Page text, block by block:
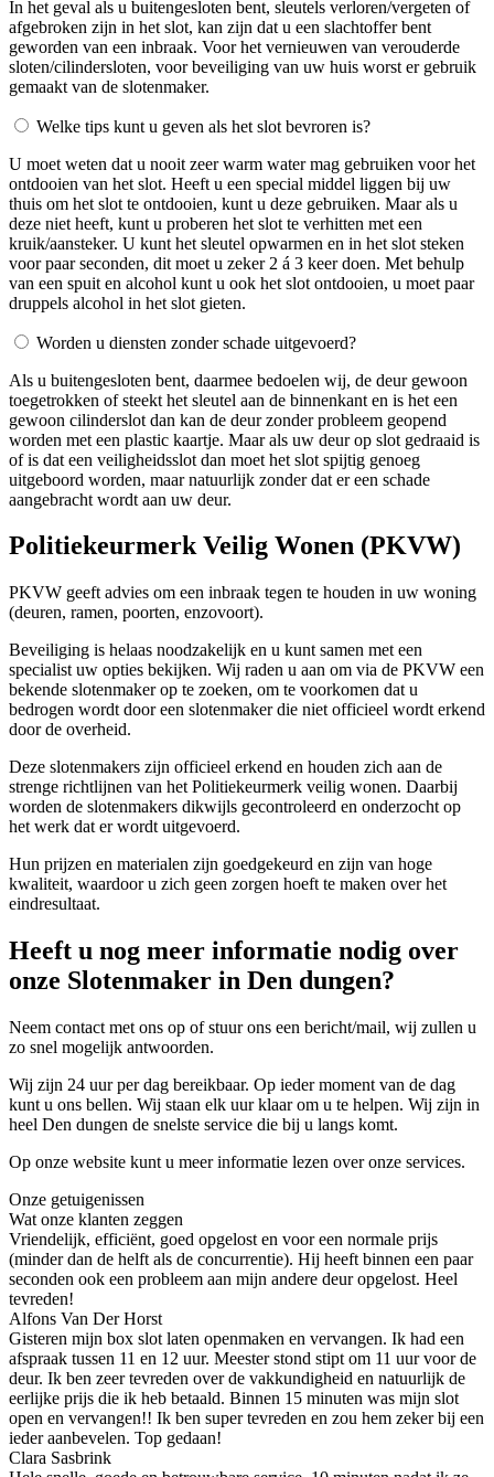
In het geval als u buitengesloten bent, sleutels verloren/vergeten of
afgebroken zijn in het slot, kan zijn dat u een slachtoffer bent
geworden van een inbraak. Voor het vernieuwen van verouderde
sloten/cilindersloten, voor beveiliging van uw huis worst er gebruik
gemaakt van de slotenmaker.
Welke tips kunt u geven als het slot bevroren is?
U moet weten dat u nooit zeer warm water mag gebruiken voor het
ontdooien van het slot. Heeft u een special middel liggen bij uw
thuis om het slot te ontdooien, kunt u deze gebruiken. Maar als u
deze niet heeft, kunt u proberen het slot te verhitten met een
kruik/aansteker. U kunt het sleutel opwarmen en in het slot steken
voor paar seconden, dit moet u zeker 2 á 3 keer doen. Met behulp
van een spuit en alcohol kunt u ook het slot ontdooien, u moet paar
druppels alcohol in het slot gieten.
Worden u diensten zonder schade uitgevoerd?
Als u buitengesloten bent, daarmee bedoelen wij, de deur gewoon
toegetrokken of steekt het sleutel aan de binnenkant en is het een
gewoon cilinderslot dan kan de deur zonder probleem geopend
worden met een plastic kaartje. Maar als uw deur op slot gedraaid is
of is dat een veiligheidsslot dan moet het slot spijtig genoeg
uitgeboord worden, maar natuurlijk zonder dat er een schade
aangebracht wordt aan uw deur.
Politiekeurmerk Veilig Wonen (PKVW)
PKVW geeft advies om een inbraak tegen te houden in uw woning
(deuren, ramen, poorten, enzovoort).
Beveiliging is helaas noodzakelijk en u kunt samen met een
specialist uw opties bekijken. Wij raden u aan om via de PKVW een
bekende slotenmaker op te zoeken, om te voorkomen dat u
bedrogen wordt door een slotenmaker die niet officieel wordt erkend
door de overheid.
Deze slotenmakers zijn officieel erkend en houden zich aan de
strenge richtlijnen van het Politiekeurmerk veilig wonen. Daarbij
worden de slotenmakers dikwijls gecontroleerd en onderzocht op
het werk dat er wordt uitgevoerd.
Hun prijzen en materialen zijn goedgekeurd en zijn van hoge
kwaliteit, waardoor u zich geen zorgen hoeft te maken over het
eindresultaat.
Heeft u nog meer informatie nodig over
onze Slotenmaker in Den dungen?
Neem contact met ons op of stuur ons een bericht/mail, wij zullen u
zo snel mogelijk antwoorden.
Wij zijn 24 uur per dag bereikbaar. Op ieder moment van de dag
kunt u ons bellen. Wij staan elk uur klaar om u te helpen. Wij zijn in
heel Den dungen de snelste service die bij u langs komt.
Op onze website kunt u meer informatie lezen over onze services.
Onze getuigenissen
Wat onze klanten zeggen
Vriendelijk, efficiënt, goed opgelost en voor een normale prijs
(minder dan de helft als de concurrentie). Hij heeft binnen een paar
seconden ook een probleem aan mijn andere deur opgelost. Heel
tevreden!
Alfons Van Der Horst
Gisteren mijn box slot laten openmaken en vervangen. Ik had een
afspraak tussen 11 en 12 uur. Meester stond stipt om 11 uur voor de
deur. Ik ben zeer tevreden over de vakkundigheid en natuurlijk de
eerlijke prijs die ik heb betaald. Binnen 15 minuten was mijn slot
open en vervangen!! Ik ben super tevreden en zou hem zeker bij een
ieder aanbevelen. Top gedaan!
Clara Sasbrink